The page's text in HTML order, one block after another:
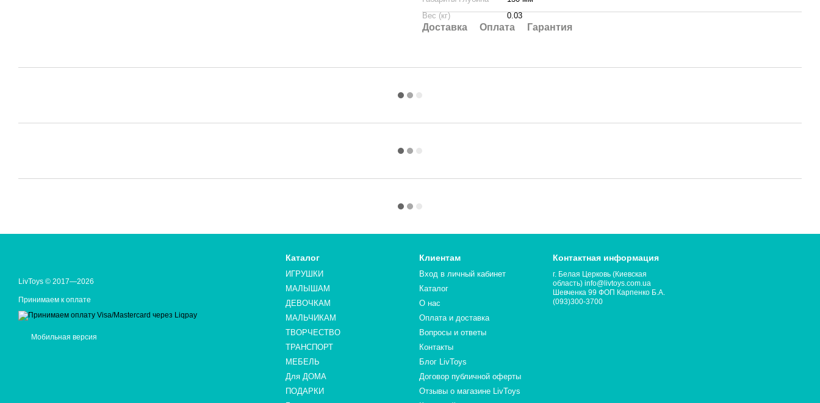
Вес (кг)
0.03
Доставка Оплата Гарантия
LivToys © 2017—2026
Принимаем к оплате
Мобильная версия
Каталог
ИГРУШКИ
МАЛЫШАМ
ДЕВОЧКАМ
МАЛЬЧИКАМ
ТВОРЧЕСТВО
ТРАНСПОРТ
МЕБЕЛЬ
Для ДОМА
ПОДАРКИ
Клиентам
Вход в личный кабинет
Каталог
О нас
Оплата и доставка
Вопросы и ответы
Контакты
Блог LivToys
​​​​​​​Договор публичной оферты
Отзывы о магазине LivToys
Контактная информация
г. Белая Церковь (Киевская
область) info@livtoys.com.ua
Шевченка 99 ФОП Карпенко Б.А.
(093)300-3700